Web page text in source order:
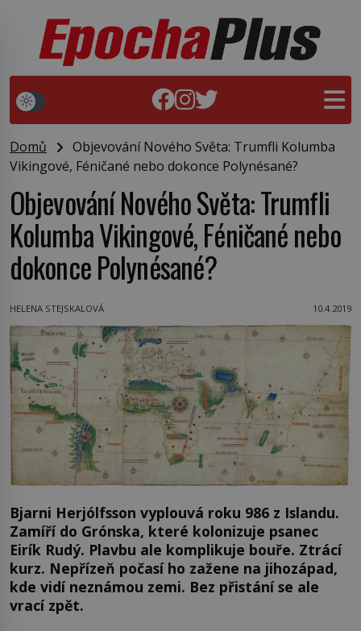
Domů
Objevování Nového Světa: Trumfli Kolumba
Vikingové, Féničané nebo dokonce Polynésané?
Objevování Nového Světa: Trumfli
Kolumba Vikingové, Féničané nebo
dokonce Polynésané?
HELENA STEJSKALOVÁ 10.4.2019
Bjarni Herjólfsson vyplouvá roku 986 z Islandu.
Zamíří do Grónska, které kolonizuje psanec
Eirík Rudý. Plavbu ale komplikuje bouře. Ztrácí
kurz. Nepřízeň počasí ho zažene na jihozápad,
kde vidí neznámou zemi. Bez přistání se ale
vrací zpět.